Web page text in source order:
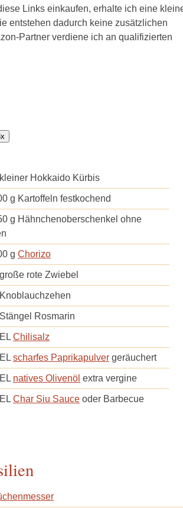
Links einkaufen, erhalte ich eine
entstehen dadurch keine zusätzlichen
Partner verdiene ich an qualifizierten
kleiner Hokkaido Kürbis
g Kartoffeln festkochend
g Hähnchenoberschenkel ohne
g Chorizo
große rote Zwiebel
Knoblauchzehen
Stängel Rosmarin
EL Chilisalz
EL scharfes Paprikapulver geräuchert
EL natives Olivenöl extra vergine
EL Char Siu Sauce oder Barbecue